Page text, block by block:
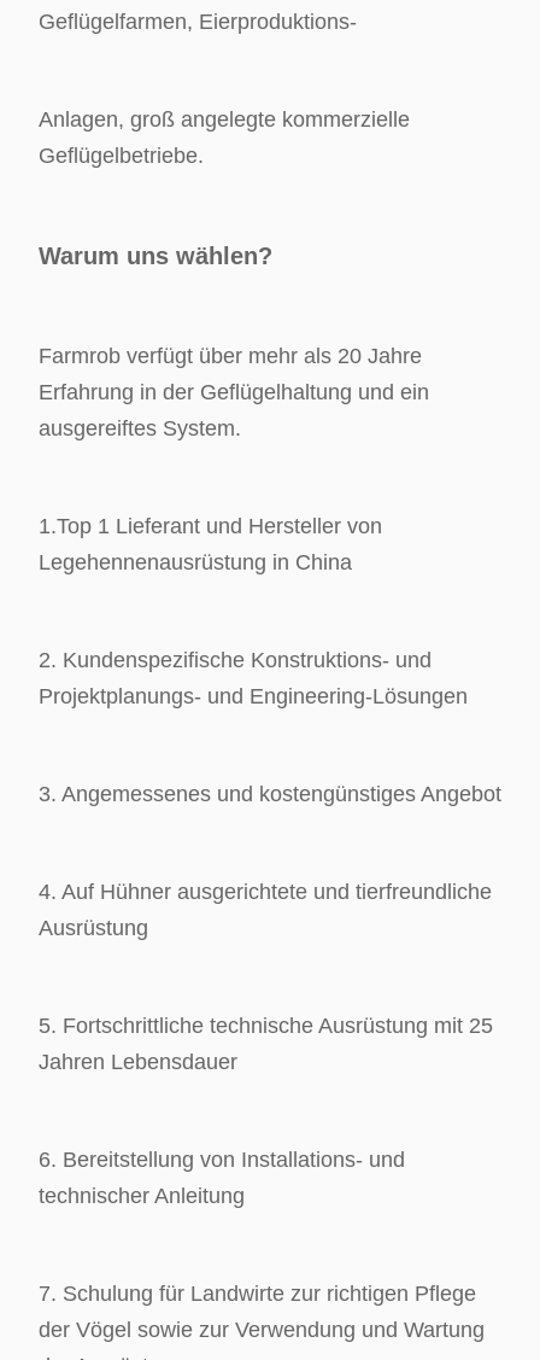
Geflügelfarmen, Eierproduktions-
Anlagen, groß angelegte kommerzielle
Geflügelbetriebe.
Warum uns wählen?
Farmrob verfügt über mehr als 20 Jahre
Erfahrung in der Geflügelhaltung und ein
ausgereiftes System.
1.Top 1 Lieferant und Hersteller von
Legehennenausrüstung in China
2. Kundenspezifische Konstruktions- und
Projektplanungs- und Engineering-Lösungen
3. Angemessenes und kostengünstiges Angebot
4. Auf Hühner ausgerichtete und tierfreundliche
Ausrüstung
5. Fortschrittliche technische Ausrüstung mit 25
Jahren Lebensdauer
6. Bereitstellung von Installations- und
technischer Anleitung
7. Schulung für Landwirte zur richtigen Pflege
der Vögel sowie zur Verwendung und Wartung